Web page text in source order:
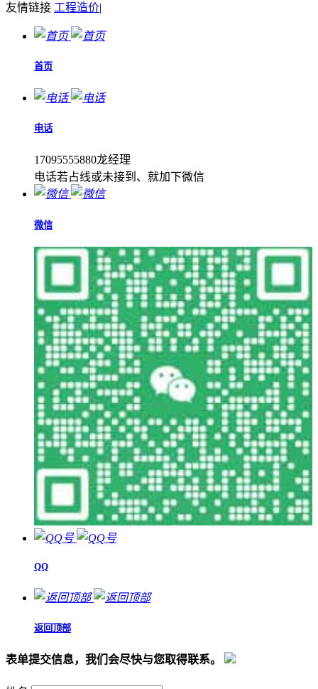
友情链接 工程造价|
首页
电话
17095555880龙经理
电话若占线或未接到、就加下微信
微信
QQ
返回顶部
表单提交信息，我们会尽快与您取得联系。